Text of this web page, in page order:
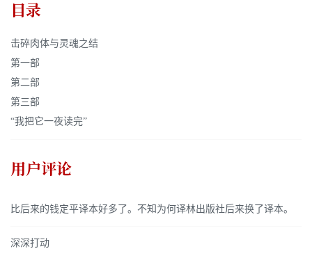
目录
击碎肉体与灵魂之结
第一部
第二部
第三部
“我把它一夜读完”
用户评论
比后来的钱定平译本好多了。不知为何译林出版社后来换了译本。
深深打动